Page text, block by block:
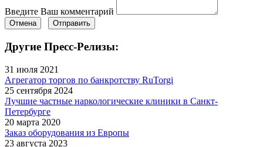
Введите Ваш комментарий
Отмена Отправить
Другие Пресс-Релизы:
31 июля 2021
Агрегатор торгов по банкротству RuTorgi
25 сентября 2024
Лучшие частные наркологические клиники в Санкт-
Петербурге
20 марта 2020
Заказ оборудования из Европы
23 августа 2023